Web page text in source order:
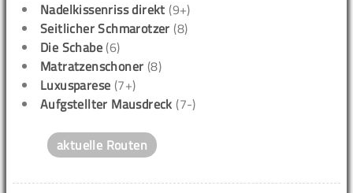
Nadelkissenriss direkt (9+)
Seitlicher Schmarotzer (8)
Die Schabe (6)
Matratzenschoner (8)
Luxusparese (7+)
Aufgstellter Mausdreck (7-)
aktuelle Routen